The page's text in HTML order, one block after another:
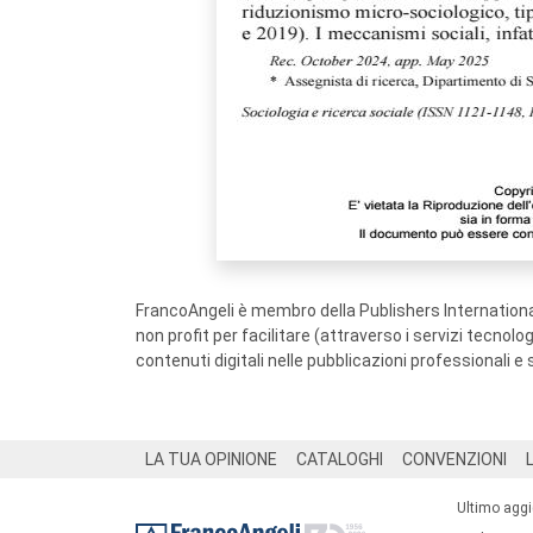
FrancoAngeli è membro della Publishers
non profit per facilitare (attraverso i servizi
contenuti digitali nelle pubblicazioni professionali e
LA TUA OPINIONE CATALOGHI CONVENZIONI
Ultimo